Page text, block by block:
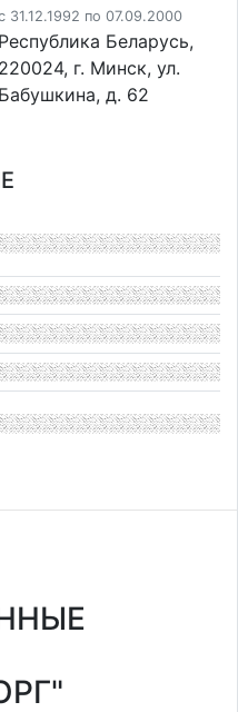
31.12.1992 по 07.09.2000
Республика Беларусь,
220024, г. Минск, ул.
Бабушкина, д. 62